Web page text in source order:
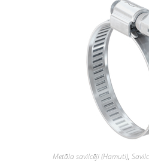
Metāla savilcēji (Hamuti),